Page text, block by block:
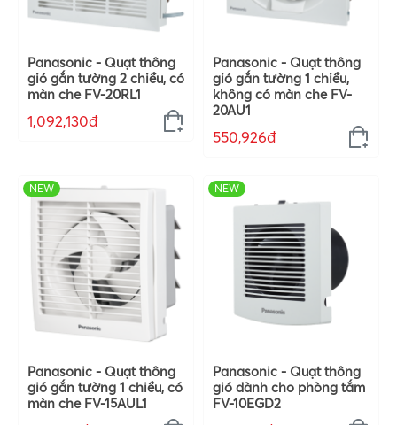
Panasonic - Quạt thông
gió gắn tường 2 chiều, có
màn che FV-20RL1
1,092,130đ
Panasonic - Quạt thông
gió gắn tường 1 chiều,
không có màn che FV-
20AU1
550,926đ
NEW
Panasonic - Quạt thông
gió gắn tường 1 chiều, có
màn che FV-15AUL1
NEW
Panasonic - Quạt thông
gió dành cho phòng tắm
FV-10EGD2